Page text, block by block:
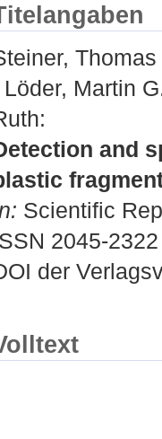
Thomas
Löder, Martin
:
and
Scientific
2045-2322
der